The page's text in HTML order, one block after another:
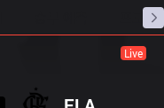
프로빌
Live